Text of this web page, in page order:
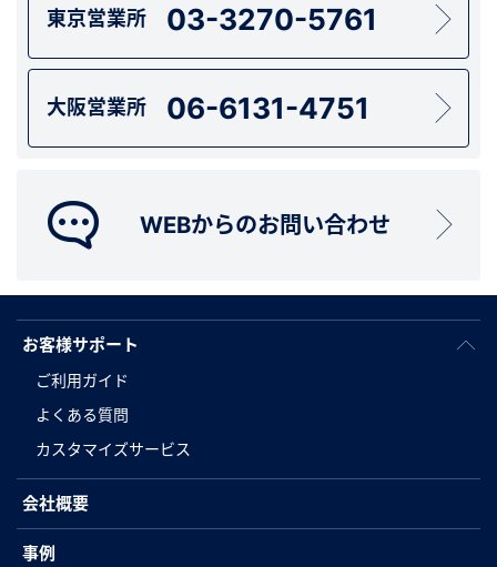
東京営業所 03-3270-5761
大阪営業所 06-6131-4751
WEBからのお問い合わせ
お客様サポート
ご利用ガイド
よくある質問
カスタマイズサービス
会社概要
事例